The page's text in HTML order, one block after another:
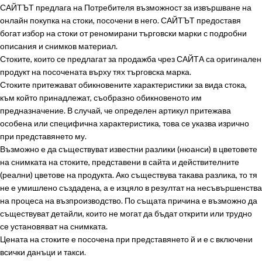
САЙТЪТ предлага на Потребителя възможност за извършване на
онлайн покупка на стоки, посочени в него. САЙТЪТ предоставя
богат избор на стоки от реномирани търговски марки с подробни
описания и снимков материал.
Стоките, които се предлагат за продажба чрез САЙТА са оригинален
продукт на посочената върху тях търговска марка.
Стоките притежават обикновените характеристики за вида стока,
към който принадлежат, съобразно обикновеното им
предназначение. В случай, че определен артикул притежава
особена или специфична характеристика, това се указва изрично
при представянето му.
Възможно е да съществуват известни разлики (нюанси) в цветовете
на снимката на стоките, представени в сайта и действителните
(реални) цветове на продукта. Ако съществува такава разлика, то тя
не е умишлено създадена, а е изцяло в резултат на несъвършенства
на процеса на възпроизводство. По същата причина е възможно да
съществуват детайли, които не могат да бъдат открити или трудно
се установяват на снимката.
Цената на стоките е посочена при представянето й и е с включени
всички данъци и такси.